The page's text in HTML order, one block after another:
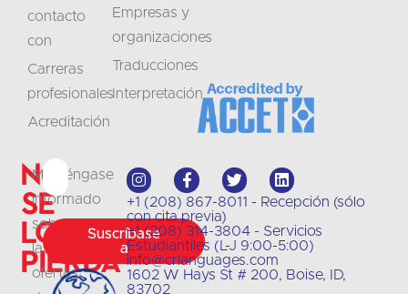
No
se
lo
pierda
Manténgase
informado
sobre
las
ofertas
Suscríbase
a
+1 (208) 867-8011 - Recepción (sólo
con cita previa)
+1 (208) 314-3804 - Servicios
Estudiantiles (L-J 9:00-5:00)
info@crlanguages.com
1602 W Hays St # 200, Boise, ID,
83702
contacto
con
Carreras
profesionales
Acreditación
Empresas y
organizaciones
Traducciones
Interpretación